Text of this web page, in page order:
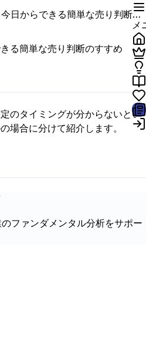
メ
利確タイミングが分からない人必見！今日からできる簡単な売り判断のすすめ
る簡単な売り判断のすすめ
のタイミングが分からないとい
場合に分けて紹介します。
ファンダメンタル分析をサポー